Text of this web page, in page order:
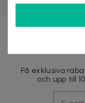
Få exklusiva
och upp till